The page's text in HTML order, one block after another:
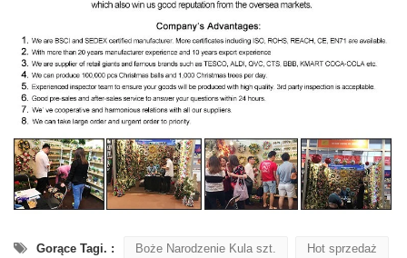
Gorące Tagi. : Boże Narodzenie Kula szt. Hot sprzedaż